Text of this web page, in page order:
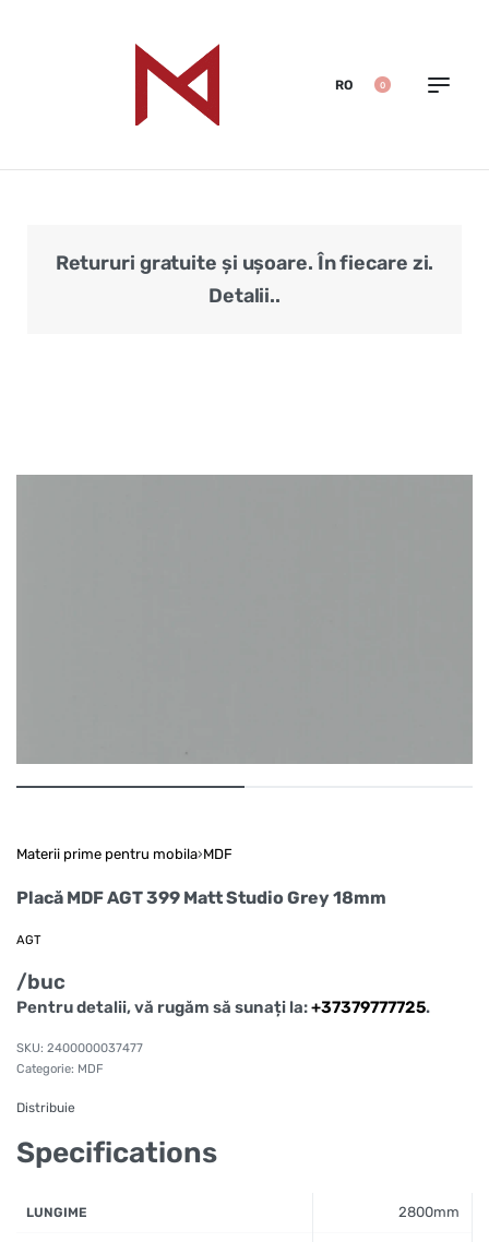
RO 0
Retururi gratuite și ușoare. În fiecare zi.
Detalii..
Materii prime pentru mobila›MDF
Placă MDF AGT 399 Matt Studio Grey 18mm
AGT
/buc
Pentru detalii, vă rugăm să sunați la:+37379777725.
2400000037477
Categorie: MDF
Distribuie
Specifications
LUNGIME 2800mm